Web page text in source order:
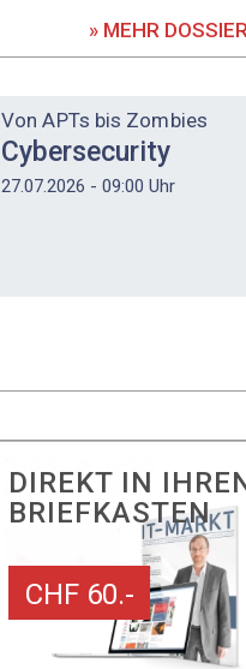
» MEHR
Von APTs bis Zombies
Cybersecurity
27.07.2026 - 09:00 Uhr
DIREKT IN
BRIEFKASTEN
CHF 60.-